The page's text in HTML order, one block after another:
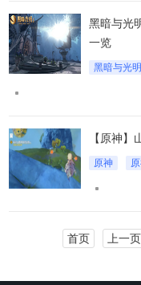
黑暗与光
一览
黑暗与光明
【原神
原神
首页 上一页